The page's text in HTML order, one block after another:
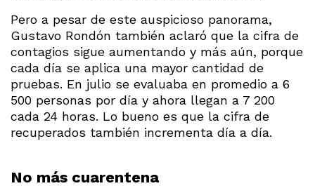
Pero a pesar de este auspicioso panorama,
Gustavo Rondón también aclaró que la cifra de
contagios sigue aumentando y más aún, porque
cada día se aplica una mayor cantidad de
pruebas. En julio se evaluaba en promedio a 6
500 personas por día y ahora llegan a 7 200
cada 24 horas. Lo bueno es que la cifra de
recuperados también incrementa día a día.
No más cuarentena